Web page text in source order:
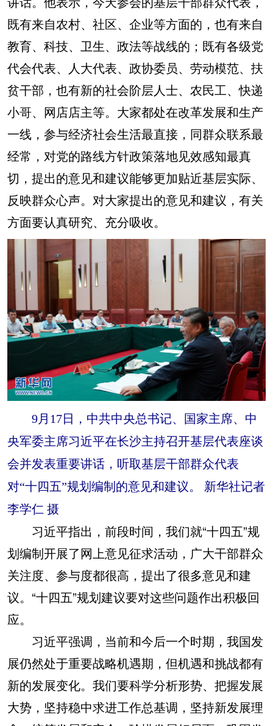
既有来自农村、社区、企业等方面的，也有来自
教育、科技、卫生、政法等战线的；既有各级党
代会代表、人大代表、政协委员、劳动模范、扶
贫干部，也有新的社会阶层人士、农民工、快递
小哥、网店店主等。大家都处在改革发展和生产
一线，参与经济社会生活最直接，同群众联系最
经常，对党的路线方针政策落地见效感知最真
切，提出的意见和建议能够更加贴近基层实际、
反映群众心声。对大家提出的意见和建议，有关
方面要认真研究、充分吸收。
9月17日，中共中央总书记、国家主席、中
央军委主席习近平在长沙主持召开基层代表座谈
会并发表重要讲话，听取基层干部群众代表
对“十四五”规划编制的意见和建议。 新华社记者
李学仁 摄
习近平指出，前段时间，我们就“十四五”规
划编制开展了网上意见征求活动，广大干部群众
关注度、参与度都很高，提出了很多意见和建
议。“十四五”规划建议要对这些问题作出积极回
应。
习近平强调，当前和今后一个时期，我国发
展仍然处于重要战略机遇期，但机遇和挑战都有
新的发展变化。我们要科学分析形势、把握发展
大势，坚持稳中求进工作总基调，坚持新发展理